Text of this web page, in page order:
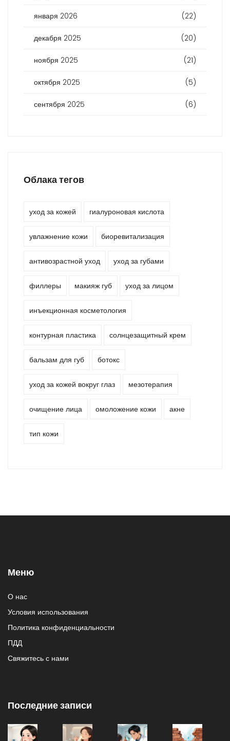
января 2026 (22)
декабря 2025 (20)
ноября 2025 (21)
октября 2025 (5)
сентября 2025 (6)
Облака тегов
уход за кожей гиалуроновая кислота
увлажнение кожи биоревитализация
антивозрастной уход уход за губами
филлеры макияж губ уход за лицом
инъекционная косметология
контурная пластика солнцезащитный крем
бальзам для губ ботокс
уход за кожей вокруг глаз мезотерапия
очищение лица омоложение кожи акне
тип кожи
Меню
О нас
Условия использования
Политика конфиденциальности
ПДД
Свяжитесь с нами
Последние записи